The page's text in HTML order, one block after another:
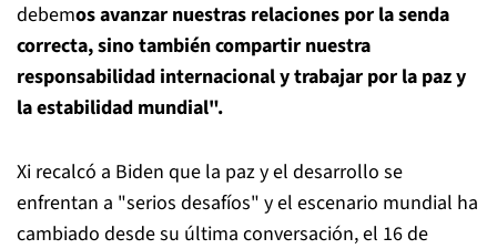
debemos avanzar nuestras relaciones por la senda
correcta, sino también compartir nuestra
responsabilidad internacional y trabajar por la paz y
la estabilidad mundial".
Xi recalcó a Biden que la paz y el desarrollo se
enfrentan a "serios desafíos" y el escenario mundial ha
cambiado desde su última conversación, el 16 de